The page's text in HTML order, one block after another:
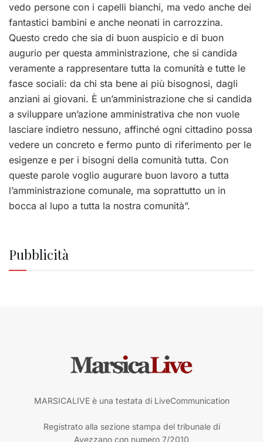
vedo persone con i capelli bianchi, ma vedo anche dei
fantastici bambini e anche neonati in carrozzina.
Questo credo che sia di buon auspicio e di buon
augurio per questa amministrazione, che si candida
veramente a rappresentare tutta la comunità e tutte le
fasce sociali: da chi sta bene ai più bisognosi, dagli
anziani ai giovani. È un’amministrazione che si candida
a sviluppare un’azione amministrativa che non vuole
lasciare indietro nessuno, affinché ogni cittadino possa
vedere un concreto e fermo punto di riferimento per le
esigenze e per i bisogni della comunità tutta. Con
queste parole voglio augurare buon lavoro a tutta
l’amministrazione comunale, ma soprattutto un in
bocca al lupo a tutta la nostra comunità”.
Pubblicità
MARSICALIVE è una testata di LiveCommunication
Registrato alla sezione stampa del tribunale di
Avezzano con numero 7/2010